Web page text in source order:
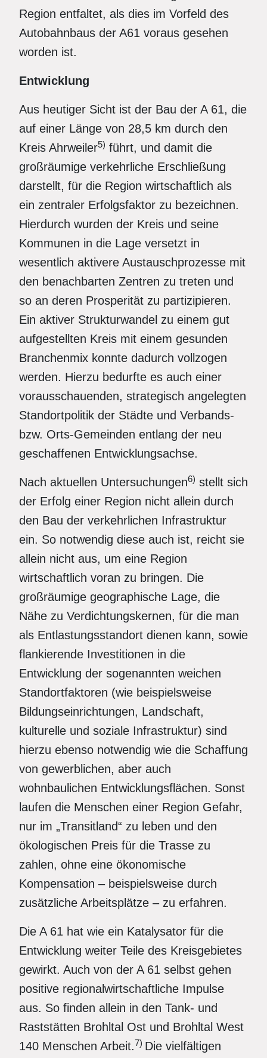
Region entfaltet, als dies im Vorfeld des
Autobahnbaus der A61 voraus gesehen
worden ist.
Entwicklung
Aus heutiger Sicht ist der Bau der A 61, die
auf einer Länge von 28,5 km durch den
Kreis Ahrweiler5) führt, und damit die
großräumige verkehrliche Erschließung
darstellt, für die Region wirtschaftlich als
ein zentraler Erfolgsfaktor zu bezeichnen.
Hierdurch wurden der Kreis und seine
Kommunen in die Lage versetzt in
wesentlich aktivere Austauschprozesse mit
den benachbarten Zentren zu treten und
so an deren Prosperität zu partizipieren.
Ein aktiver Strukturwandel zu einem gut
aufgestellten Kreis mit einem gesunden
Branchenmix konnte dadurch vollzogen
werden. Hierzu bedurfte es auch einer
vorausschauenden, strategisch angelegten
Standortpolitik der Städte und Verbands-
bzw. Orts-Gemeinden entlang der neu
geschaffenen Entwicklungsachse.
Nach aktuellen Untersuchungen6) stellt sich
der Erfolg einer Region nicht allein durch
den Bau der verkehrlichen Infrastruktur
ein. So notwendig diese auch ist, reicht sie
allein nicht aus, um eine Region
wirtschaftlich voran zu bringen. Die
großräumige geographische Lage, die
Nähe zu Verdichtungskernen, für die man
als Entlastungsstandort dienen kann, sowie
flankierende Investitionen in die
Entwicklung der sogenannten weichen
Standortfaktoren (wie beispielsweise
Bildungseinrichtungen, Landschaft,
kulturelle und soziale Infrastruktur) sind
hierzu ebenso notwendig wie die Schaffung
von gewerblichen, aber auch
wohnbaulichen Entwicklungsflächen. Sonst
laufen die Menschen einer Region Gefahr,
nur im „Transitland“ zu leben und den
ökologischen Preis für die Trasse zu
zahlen, ohne eine ökonomische
Kompensation – beispielsweise durch
zusätzliche Arbeitsplätze – zu erfahren.
Die A 61 hat wie ein Katalysator für die
Entwicklung weiter Teile des Kreisgebietes
gewirkt. Auch von der A 61 selbst gehen
positive regionalwirtschaftliche Impulse
aus. So finden allein in den Tank- und
Raststätten Brohltal Ost und Brohltal West
140 Menschen Arbeit.7) Die vielfältigen